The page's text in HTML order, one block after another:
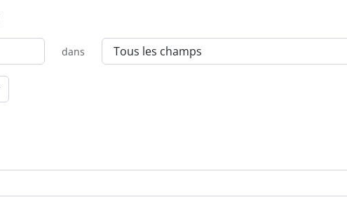
dans